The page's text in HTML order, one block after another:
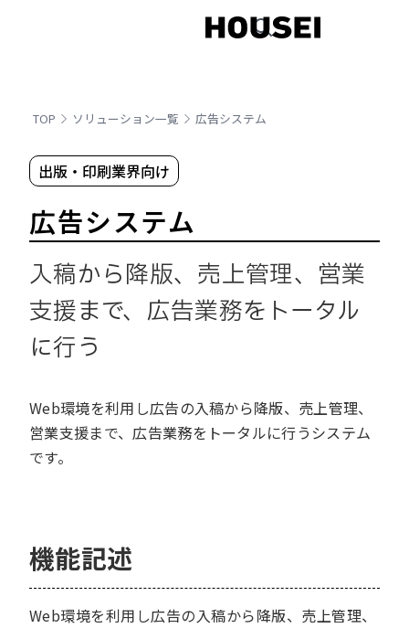
TOP ソリューション一覧 広告システム
出版・印刷業界向け
広告システム
入稿から降版、売上管理、営業
支援まで、広告業務をトータル
に行う
Web環境を利用し広告の入稿から降版、売上管理、
営業支援まで、広告業務をトータルに行うシステム
です。
機能記述
Web環境を利用し広告の入稿から降版、売上管理、